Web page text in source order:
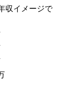
収イメージで